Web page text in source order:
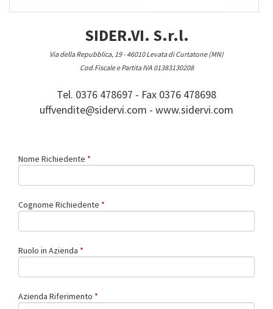
SIDER.VI. S.r.l.
Via della Repubblica, 19 - 46010 Levata di Curtatone (MN)
Cod.Fiscale e Partita IVA 01383130208
Tel. 0376 478697 - Fax 0376 478698
uffvendite@sidervi.com - www.sidervi.com
Nome Richiedente
Cognome Richiedente
Ruolo in Azienda
Azienda Riferimento